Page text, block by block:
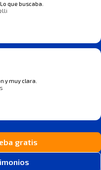
que buscaba.
y muy clara.
gratis